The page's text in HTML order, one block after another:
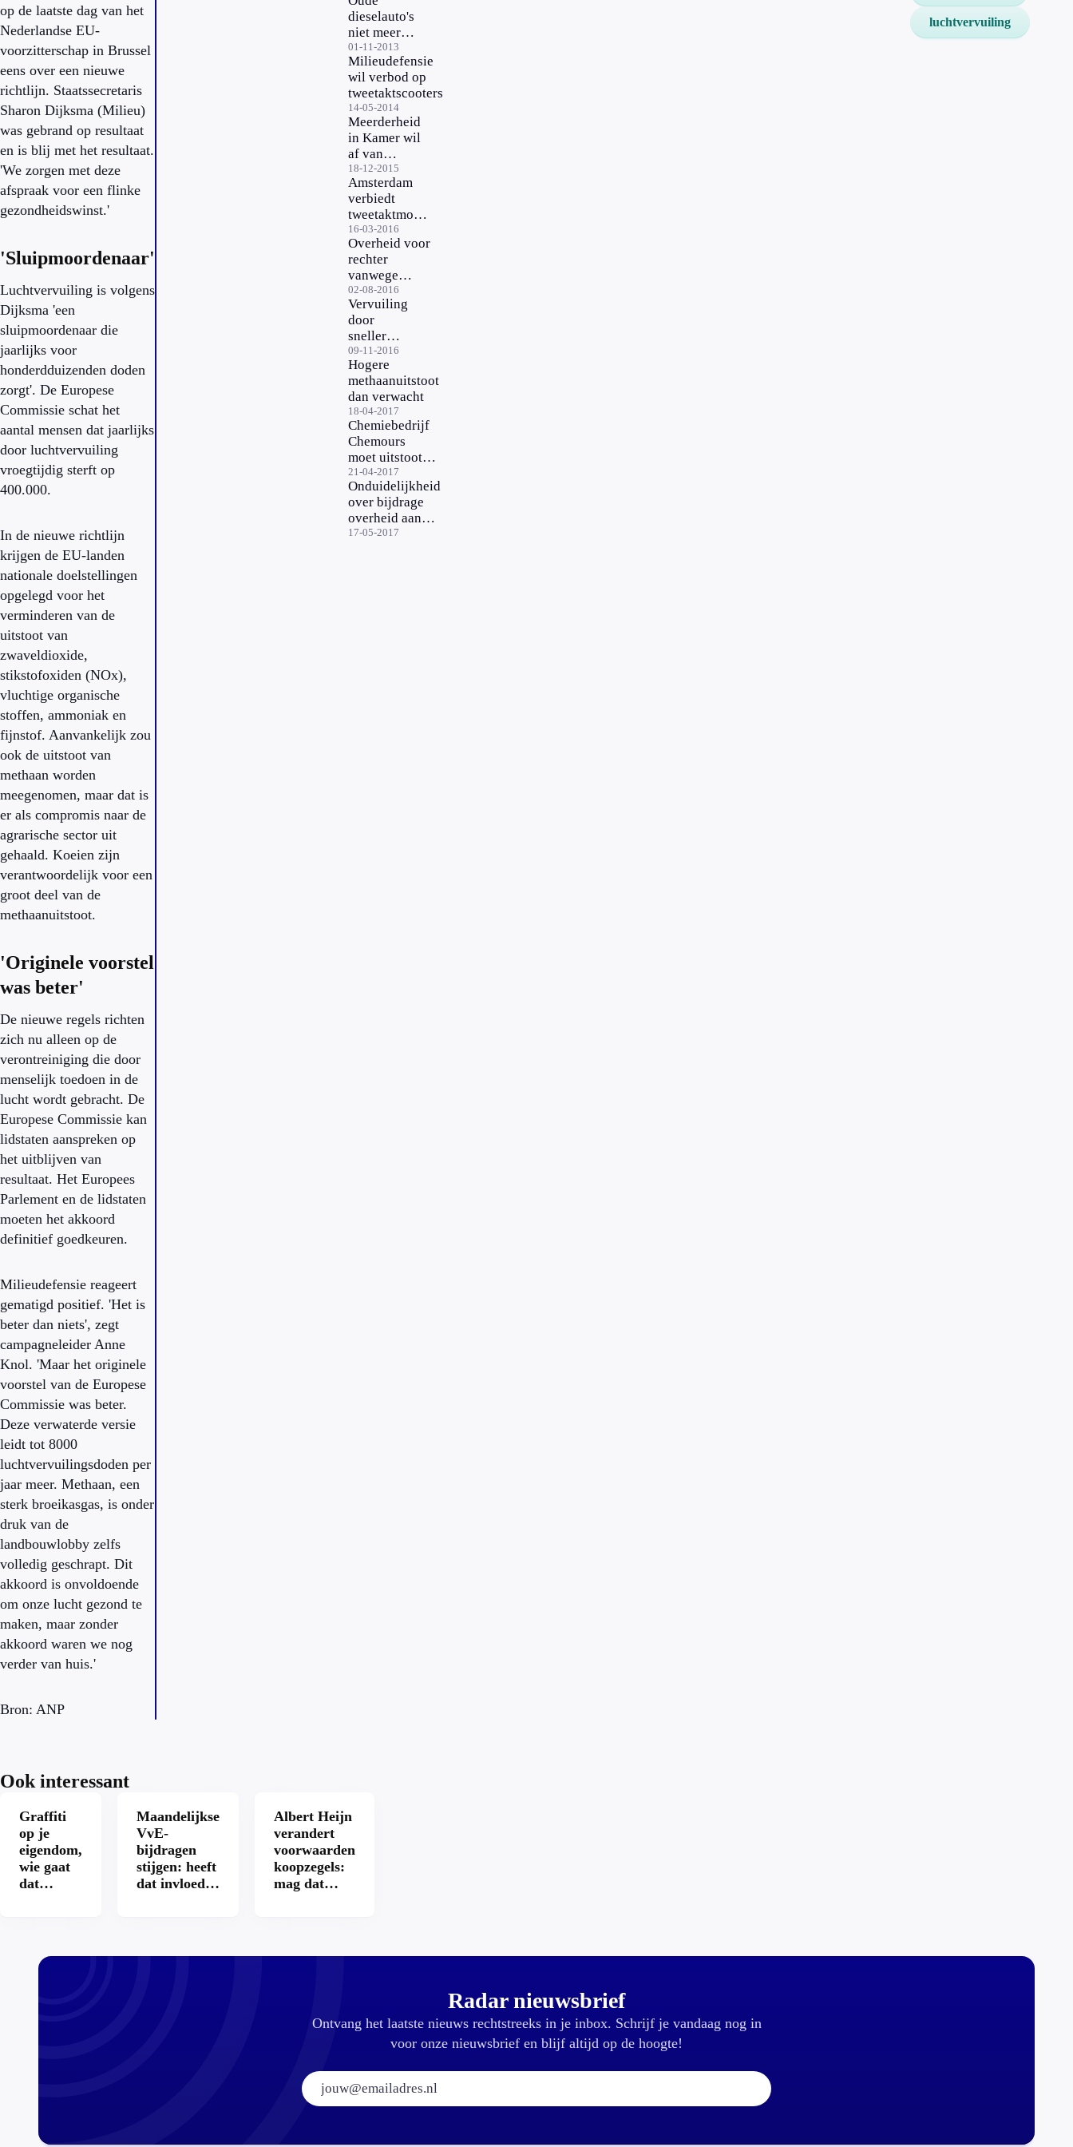
op de laatste dag van het
Nederlandse EU-
voorzitterschap in Brussel
eens over een nieuwe
richtlijn. Staatssecretaris
Sharon Dijksma (Milieu)
was gebrand op resultaat
en is blij met het resultaat.
'We zorgen met deze
afspraak voor een flinke
gezondheidswinst.'
'Sluipmoordenaar'
Luchtvervuiling is volgens
Dijksma 'een
sluipmoordenaar die
jaarlijks voor
honderdduizenden doden
zorgt'. De Europese
Commissie schat het
aantal mensen dat jaarlijks
door luchtvervuiling
vroegtijdig sterft op
400.000.
In de nieuwe richtlijn
krijgen de EU-landen
nationale doelstellingen
opgelegd voor het
verminderen van de
uitstoot van
zwaveldioxide,
stikstofoxiden (NOx),
vluchtige organische
stoffen, ammoniak en
fijnstof. Aanvankelijk zou
ook de uitstoot van
methaan worden
meegenomen, maar dat is
er als compromis naar de
agrarische sector uit
gehaald. Koeien zijn
verantwoordelijk voor een
groot deel van de
methaanuitstoot.
'Originele voorstel
was beter'
De nieuwe regels richten
zich nu alleen op de
verontreiniging die door
menselijk toedoen in de
lucht wordt gebracht. De
Europese Commissie kan
lidstaten aanspreken op
het uitblijven van
resultaat. Het Europees
Parlement en de lidstaten
moeten het akkoord
definitief goedkeuren.
Milieudefensie reageert
gematigd positief. 'Het is
beter dan niets', zegt
campagneleider Anne
Knol. 'Maar het originele
voorstel van de Europese
Commissie was beter.
Deze verwaterde versie
leidt tot 8000
luchtvervuilingsdoden per
jaar meer. Methaan, een
sterk broeikasgas, is onder
druk van de
landbouwlobby zelfs
volledig geschrapt. Dit
akkoord is onvoldoende
om onze lucht gezond te
maken, maar zonder
akkoord waren we nog
verder van huis.'
Bron: ANP
bussen
in het
ov
dieselauto's
niet meer
welkom in
Utrecht
01-11-2013
Milieudefensie
wil verbod op
tweetaktscooters
14-05-2014
Meerderheid
in Kamer wil
af van
milieuzones
18-12-2015
Amsterdam
verbiedt
tweetaktmotor
in grachten
16-03-2016
Overheid voor
rechter
vanwege
luchtvervuiling
02-08-2016
Vervuiling
door
sneller
rijden
'valt mee'
09-11-2016
Hogere
methaanuitstoot
dan verwacht
18-04-2017
Chemiebedrijf
Chemours
moet uitstoot
terugschroeven
21-04-2017
Onduidelijkheid
over bijdrage
overheid aan
luchtkwaliteit
17-05-2017
luchtvervuiling
Ook interessant
Graffiti
op je
eigendom,
wie gaat
dat
Maandelijkse
VvE-
bijdragen
stijgen: heeft
dat invloed
Albert Heijn
verandert
voorwaarden
koopzegels:
mag dat
Radar nieuwsbrief
Ontvang het laatste nieuws rechtstreeks in je inbox. Schrijf je vandaag nog in
voor onze nieuwsbrief en blijf altijd op de hoogte!
E-mailadres: